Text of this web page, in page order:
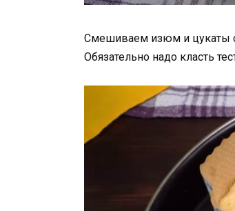
Смешиваем изюм и цукаты
Обязательно надо класть